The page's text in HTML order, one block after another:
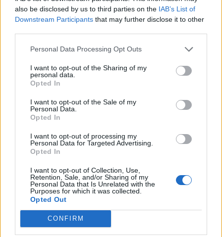
also be disclosed by us to third parties on the IAB’s List of
Downstream Participants that may further disclose it to other
Personal Data Processing Opt Outs
I want to opt-out of the Sharing of my
personal data.
Opted In
I want to opt-out of the Sale of my
Personal Data.
Opted In
I want to opt-out of processing my
Personal Data for Targeted Advertising.
Opted In
I want to opt-out of Collection, Use,
Retention, Sale, and/or Sharing of my
Personal Data that Is Unrelated with the
Purposes for which it was collected.
Opted Out
CONFIRM
10 super κρέμες για
βελούδινα χέρια!
Βασιλικός πολτός...
στα μαλλιά σας!
Μαλλιά... SOS! 5
μάσκες που θα τους
Επανόρθωση... τώρα!